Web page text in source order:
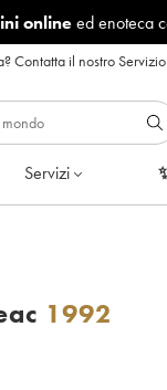
onlineed enoteca
Contatta il nostro
Servizi
1992